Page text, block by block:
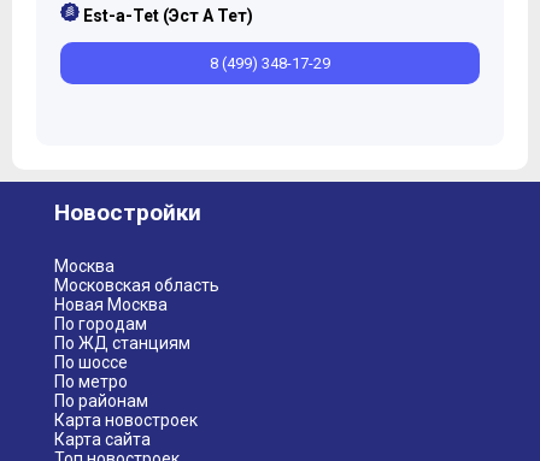
Est-a-Tet (Эст А Тет)
8 (499) 348-17-29
Новостройки
Москва
Московская область
Новая Москва
По городам
По ЖД станциям
По шоссе
По метро
По районам
Карта новостроек
Карта сайта